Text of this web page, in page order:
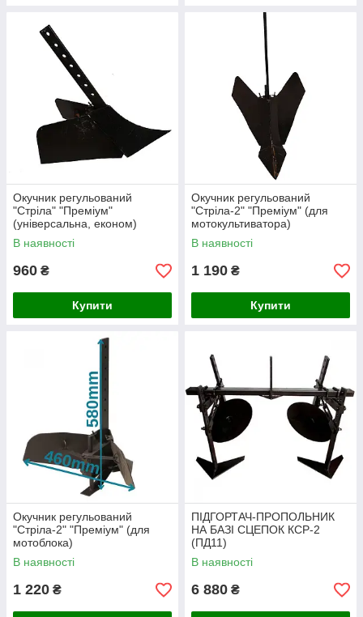
Окучник регульований
"Стріла" "Преміум"
(універсальна, економ)
В наявності
960 ₴
Купити
Окучник регульований
"Стріла-2" "Преміум" (для
мотокультиватора)
В наявності
1 190 ₴
Купити
Окучник регульований
"Стріла-2" "Преміум" (для
мотоблока)
В наявності
1 220 ₴
ПІДГОРТАЧ-ПРОПОЛЬНИК
НА БАЗІ СЦЕПОК КСР-2
(ПД11)
В наявності
6 880 ₴